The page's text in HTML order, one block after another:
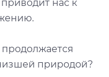
нас к
природой?